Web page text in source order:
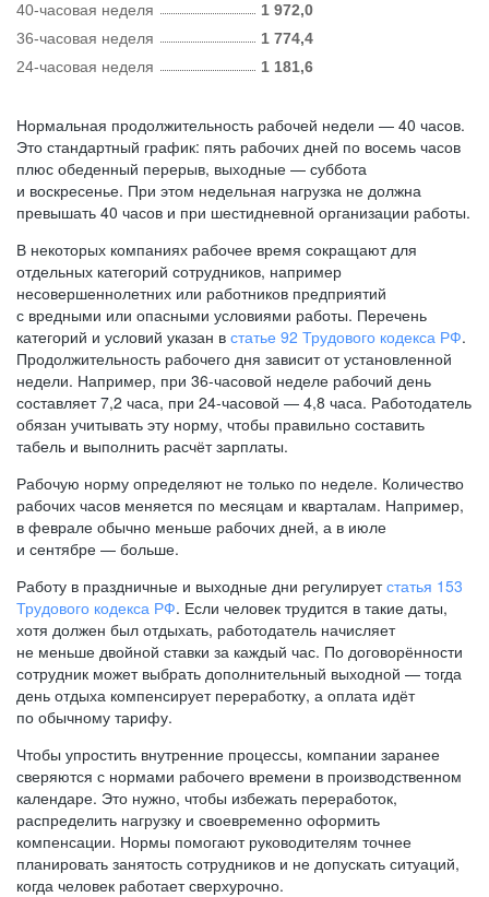
40-часовая неделя
1 972,0
36-часовая неделя
1 774,4
24-часовая неделя
1 181,6
Нормальная продолжительность рабочей недели — 40 часов.
Это стандартный график: пять рабочих дней по восемь часов
плюс обеденный перерыв, выходные — суббота
и воскресенье. При этом недельная нагрузка не должна
превышать 40 часов и при шестидневной организации работы.
В некоторых компаниях рабочее время сокращают для
отдельных категорий сотрудников, например
несовершеннолетних или работников предприятий
с вредными или опасными условиями работы. Перечень
категорий и условий указан в статье 92 Трудового кодекса РФ.
Продолжительность рабочего дня зависит от установленной
недели. Например, при 36-часовой неделе рабочий день
составляет 7,2 часа, при 24-часовой — 4,8 часа. Работодатель
обязан учитывать эту норму, чтобы правильно составить
табель и выполнить расчёт зарплаты.
Рабочую норму определяют не только по неделе. Количество
рабочих часов меняется по месяцам и кварталам. Например,
в феврале обычно меньше рабочих дней, а в июле
и сентябре — больше.
Работу в праздничные и выходные дни регулируетстатья 153
Трудового кодекса РФ. Если человек трудится в такие даты,
хотя должен был отдыхать, работодатель начисляет
не меньше двойной ставки за каждый час. По договорённости
сотрудник может выбрать дополнительный выходной — тогда
день отдыха компенсирует переработку, а оплата идёт
по обычному тарифу.
Чтобы упростить внутренние процессы, компании заранее
сверяются с нормами рабочего времени в производственном
календаре. Это нужно, чтобы избежать переработок,
распределить нагрузку и своевременно оформить
компенсации. Нормы помогают руководителям точнее
планировать занятость сотрудников и не допускать ситуаций,
когда человек работает сверхурочно.